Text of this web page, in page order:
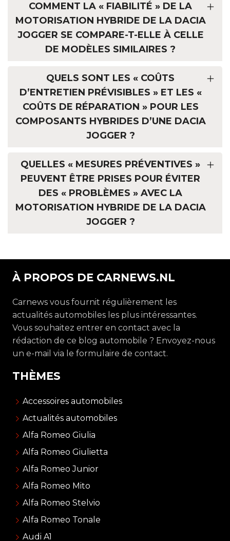
COMMENT LA « FIABILITÉ » DE LA
MOTORISATION HYBRIDE DE LA DACIA
JOGGER SE COMPARE-T-ELLE À CELLE
DE MODÈLES SIMILAIRES ?
QUELS SONT LES « COÛTS
D’ENTRETIEN PRÉVISIBLES » ET LES «
COÛTS DE RÉPARATION » POUR LES
COMPOSANTS HYBRIDES D’UNE DACIA
JOGGER ?
QUELLES « MESURES PRÉVENTIVES »
PEUVENT ÊTRE PRISES POUR ÉVITER
DES « PROBLÈMES » AVEC LA
MOTORISATION HYBRIDE DE LA DACIA
JOGGER ?
À PROPOS DE CARNEWS.NL
Carnews vous fournit régulièrement les
actualités automobiles les plus intéressantes.
Vous souhaitez entrer en contact avec la
rédaction de ce blog automobile ? Envoyez-nous
un e-mail via le formulaire de contact.
THÈMES
Accessoires automobiles
Actualités automobiles
Alfa Romeo Giulia
Alfa Romeo Giulietta
Alfa Romeo Junior
Alfa Romeo Mito
Alfa Romeo Stelvio
Alfa Romeo Tonale
Audi A1